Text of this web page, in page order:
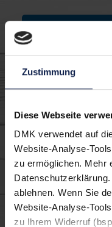
Zustimmung
Diese Webseite
DMK verwendet auf
Website-Analyse-
zu ermöglichen. Mehr
ablehnen. Wenn Sie
Website-Analyse-
zu Ihrem Widerruf
Probiere
Cookie-
Produkte: